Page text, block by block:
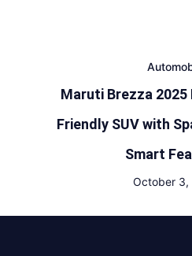
Maruti Brezza 2025
Friendly SUV with
Smart
October 3,